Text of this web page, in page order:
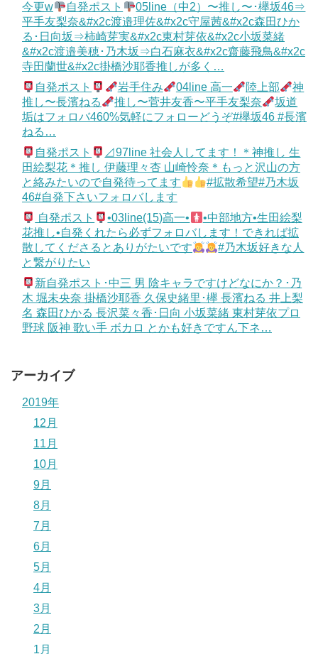
今更w 自発ポスト
05line（中2）〜推し〜･欅坂46⇒
平手友梨奈&#x2c渡邉理佐&#x2c守屋茜&#x2c森田ひか
る･日向坂⇒柿崎芽実&#x2c東村芽依&#x2c小坂菜緒
&#x2c渡邉美穂･乃木坂⇒白石麻衣&#x2c齋藤飛鳥&#x2c
寺田蘭世&#x2c掛橋沙耶香推しが多く…
自発ポスト
岩手住み 04line 高一 陸上部
神
推し〜長濱ねる
推し〜菅井友香〜平手友梨奈
坂道
垢はフォロバ460%気軽にフォローどうぞ#欅坂46 #長濱
ねる…
自発ポスト
⊿97line 社会人してます！＊神推し 生
田絵梨花＊推し 伊藤理々杏 山崎怜奈＊もっと沢山の方
と絡みたいので自発待ってます
#拡散希望#乃木坂
46#自発下さいフォロバします
自発ポスト
•03line(15)高一•
•中部地方•生田絵梨
花推し•自発くれたら必ずフォロバします！できれば拡
散してくださるとありがたいです
#乃木坂好きな人
と繋がりたい
新自発ポスト･中三 男 陰キャラですけどなにか？･乃
木 堀未央奈 掛橋沙耶香 久保史緒里･欅 長濱ねる 井上梨
名 森田ひかる 長沢菜々香･日向 小坂菜緒 東村芽依プロ
野球 阪神 歌い手 ボカロ とかも好きですん下ネ…
アーカイブ
2019年
12月
11月
10月
9月
8月
7月
6月
5月
4月
3月
2月
1月